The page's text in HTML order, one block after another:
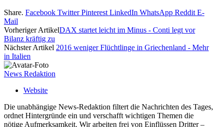
Share. Facebook Twitter Pinterest LinkedIn WhatsApp Reddit E-
Mail
Vorheriger ArtikelDAX startet leicht im Minus - Conti legt vor
Bilanz kräftig zu
Nächster Artikel 2016 weniger Flüchtlinge in Griechenland - Mehr
in Italien
News Redaktion
Website
Die unabhängige News-Redaktion filtert die Nachrichten des Tages,
ordnet Hintergründe ein und verschafft wichtigen Themen die
nötige Aufmerksamkeit. Wir arbeiten frei von Einflüssen Dritter –